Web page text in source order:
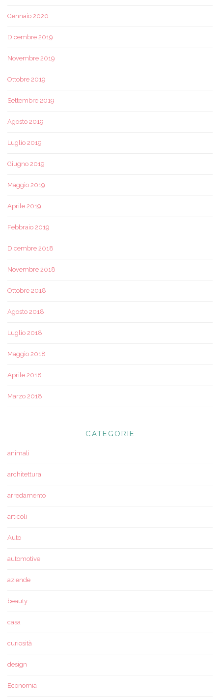
Gennaio 2020
Dicembre 2019
Novembre 2019
Ottobre 2019
Settembre 2019
Agosto 2019
Luglio 2019
Giugno 2019
Maggio 2019
Aprile 2019
Febbraio 2019
Dicembre 2018
Novembre 2018
Ottobre 2018
Agosto 2018
Luglio 2018
Maggio 2018
Aprile 2018
Marzo 2018
CATEGORIE
animali
architettura
arredamento
articoli
Auto
automotive
aziende
beauty
casa
curiosità
design
Economia